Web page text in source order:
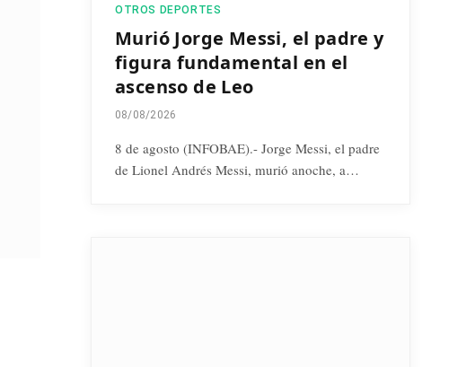
OTROS DEPORTES
Murió Jorge Messi, el padre y
figura fundamental en el
ascenso de Leo
08/08/2026
8 de agosto (INFOBAE).- Jorge Messi, el padre
de Lionel Andrés Messi, murió anoche, a…